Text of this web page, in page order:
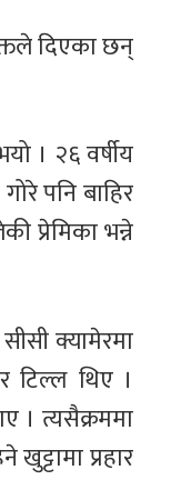
दिएका छन्
। २६ वर्षीय
पनि बाहिर
प्रेमिका भन्ने
क्यामेरमा
टिल्ल थिए ।
। त्यसैक्रममा
प्रहार